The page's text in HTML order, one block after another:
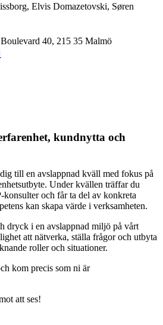
Elvis Domazetovski, Søren
40, 215 35 Malmö
kundnytta och
till en avslappnad kväll med fokus på
Under kvällen träffar du
konsulter och får ta del av konkreta
kan skapa värde i verksamheten.
dryck i en avslappnad miljö på vårt
att nätverka, ställa frågor och utbyta
roller och situationer.
kom precis som ni är
att ses!